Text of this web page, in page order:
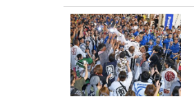
まつり・イベント
おみやげ・特産
道の駅・産直
アウトドア・レジャー
ご当地グルメ